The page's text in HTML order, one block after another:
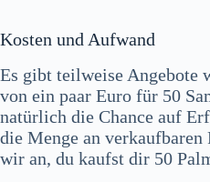
Kosten und Aufwand
Es gibt teilweise Angebote
von ein paar Euro für 50
natürlich die Chance auf
die Menge an
wir an, du kaufst dir 50